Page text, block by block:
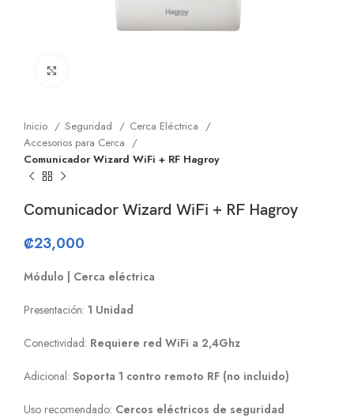
Inicio Seguridad
Cerca Eléctrica
Accesorios para Cerca
Comunicador Wizard WiFi + RF Hagroy
Comunicador Wizard WiFi + RF Hagroy
₡23,000
Módulo | Cerca eléctrica
Presentación: 1 Unidad
Conectividad: Requiere red WiFi a 2,4Ghz
Adicional: Soporta 1 contro remoto RF (no incluido)
Uso recomendado: Cercos eléctricos de seguridad